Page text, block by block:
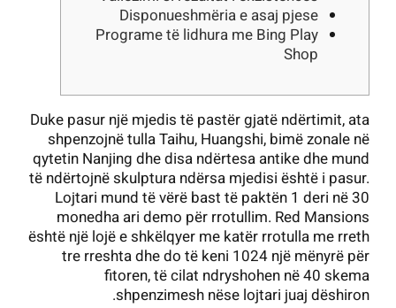
Disponueshmëria e asaj pjese
Programe të lidhura me Bing Play
Shop
Duke pasur një mjedis të pastër gjatë ndërtimit, ata
shpenzojnë tulla Taihu, Huangshi, bimë zonale në
qytetin Nanjing dhe disa ndërtesa antike dhe mund
të ndërtojnë skulptura ndërsa mjedisi është i pasur.
Lojtari mund të vërë bast të paktën 1 deri në 30
monedha ari demo për rrotullim. Red Mansions
është një lojë e shkëlqyer me katër rrotulla me rreth
tre rreshta dhe do të keni 1024 një mënyrë për
fitoren, të cilat ndryshohen në 40 skema
shpenzimesh nëse lojtari juaj dëshiron.